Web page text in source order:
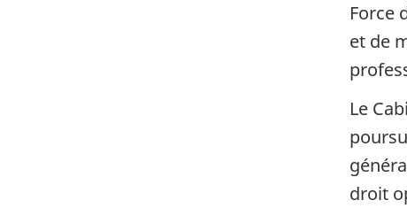
Force
et de
Le
droit